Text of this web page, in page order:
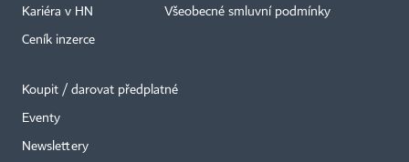
Kariéra v HN
Ceník inzerce
Všeobecné smluvní podmínky
Koupit / darovat předplatné
Eventy
Newslettery